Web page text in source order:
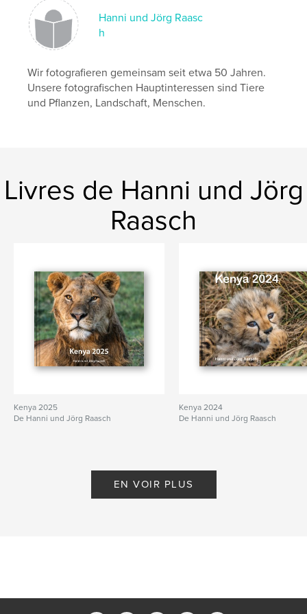
Mots-clés
Diamond Beach
Hanni und Jörg Raasc
h
Wir fotografieren gemeinsam seit etwa 50 Jahren.
Unsere fotografischen Hauptinteressen sind Tiere
und Pflanzen, Landschaft, Menschen.
Livres de Hanni und Jörg
Raasch
Kenya 2025
De Hanni und Jörg Raasch
Kenya 2024
De Hanni und Jörg Raasch
EN VOIR PLUS